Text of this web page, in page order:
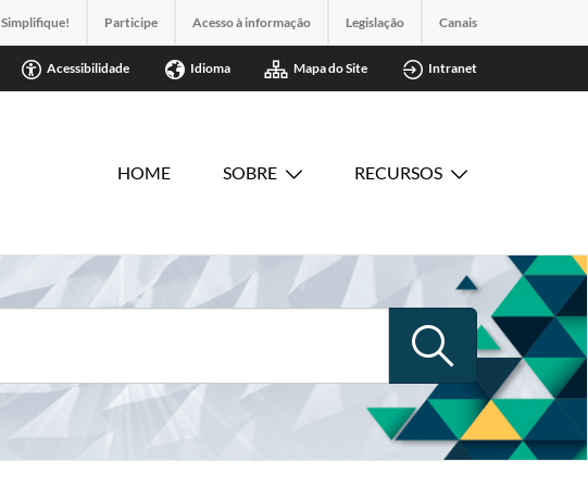
Simplifique! Participe Acesso à informação Legislação Canais
Acessibilidade Idioma Mapa do Site Intranet
HOME SOBRE RECURSOS